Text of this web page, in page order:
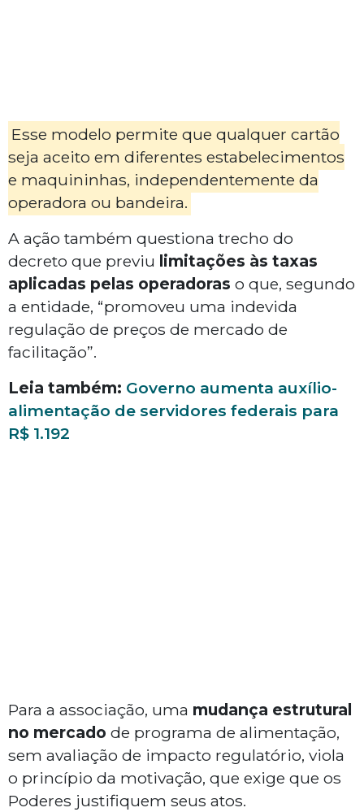
Esse modelo permite que qualquer cartão
seja aceito em diferentes estabelecimentos
e maquininhas, independentemente da
operadora ou bandeira.
A ação também questiona trecho do
decreto que previu limitações às taxas
aplicadas pelas operadoras o que, segundo
a entidade, “promoveu uma indevida
regulação de preços de mercado de
facilitação”.
Leia também: Governo aumenta auxílio-
alimentação de servidores federais para
R$ 1.192
Para a associação, uma mudança estrutural
no mercado de programa de alimentação,
sem avaliação de impacto regulatório, viola
o princípio da motivação, que exige que os
Poderes justifiquem seus atos.